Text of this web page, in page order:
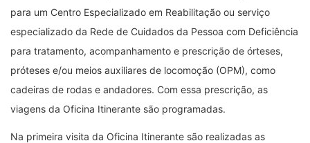
para um Centro Especializado em Reabilitação ou serviço
especializado da Rede de Cuidados da Pessoa com Deficiência
para tratamento, acompanhamento e prescrição de órteses,
próteses e/ou meios auxiliares de locomoção (OPM), como
cadeiras de rodas e andadores. Com essa prescrição, as
viagens da Oficina Itinerante são programadas.
Na primeira visita da Oficina Itinerante são realizadas as